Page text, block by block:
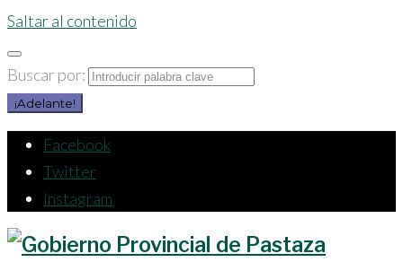
Saltar al contenido
Buscar por:
¡Adelante!
Facebook
Twitter
Instagram